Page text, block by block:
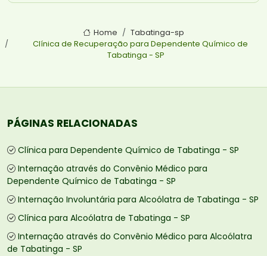
Home
Tabatinga-sp
Clínica de Recuperação para Dependente Químico de
Tabatinga - SP
PÁGINAS RELACIONADAS
Clínica para Dependente Químico de Tabatinga - SP
Internação através do Convênio Médico para
Dependente Químico de Tabatinga - SP
Internação Involuntária para Alcoólatra de Tabatinga - SP
Clínica para Alcoólatra de Tabatinga - SP
Internação através do Convênio Médico para Alcoólatra
de Tabatinga - SP